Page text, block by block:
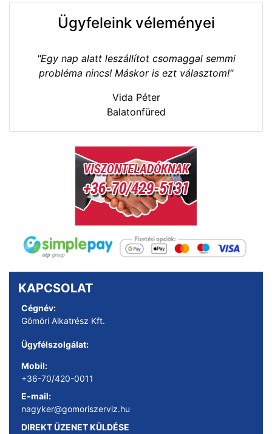
Ügyfeleink véleményei
"Egy nap alatt leszállítot csomaggal semmi
probléma nincs! Máskor is ezt választom!"
Vida Péter
Balatonfüred
KAPCSOLAT
Cégnév:
Gömöri Alkatrész Kft.
Ügyfélszolgálat:
Mobil:
+36-70/420-0011
E-mail:
nagyker@gomoriszerviz.hu
DIREKT ÜZENET KÜLDÉSE